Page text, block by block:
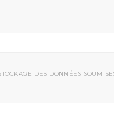
DES DONNÉES